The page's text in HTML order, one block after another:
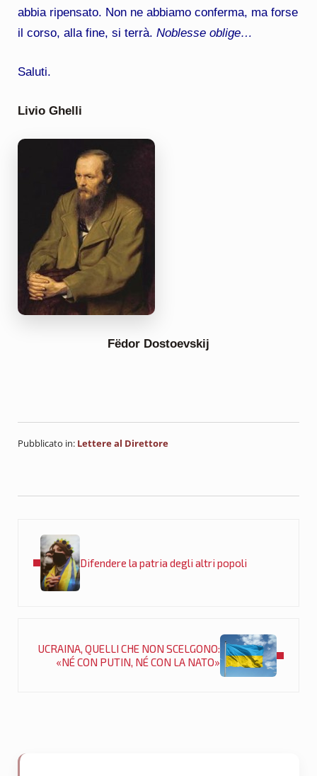
abbia ripensato. Non ne abbiamo conferma, ma forse
il corso, alla fine, si terrà. Noblesse oblige…
Saluti.
Livio Ghelli
Fëdor Dostoevskij
Pubblicato in: Lettere al Direttore
Difendere la patria degli altri popoli
UCRAINA, QUELLI CHE NON SCELGONO:
«NÉ CON PUTIN, NÉ CON LA NATO»
Sidebar